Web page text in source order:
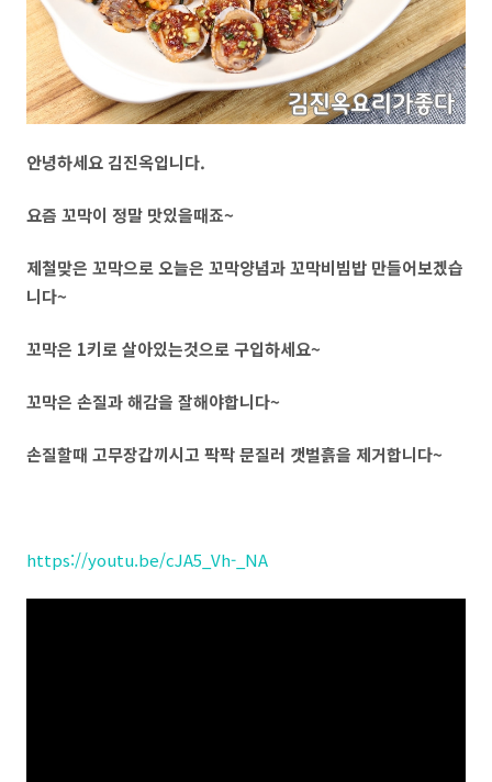
안녕하세요 김진옥입니다.
요즘 꼬막이 정말 맛있을때죠~
제철맞은 꼬막으로 오늘은 꼬막양념과 꼬막비빔밥 만들어보겠습
니다~
꼬막은 1키로 살아있는것으로 구입하세요~
꼬막은 손질과 해감을 잘해야합니다~
손질할때 고무장갑끼시고 팍팍 문질러 갯벌흙을 제거합니다~
https://youtu.be/cJA5_Vh-_NA